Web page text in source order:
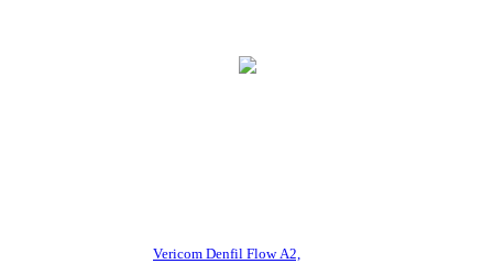
Vericom Denfil Flow A2,